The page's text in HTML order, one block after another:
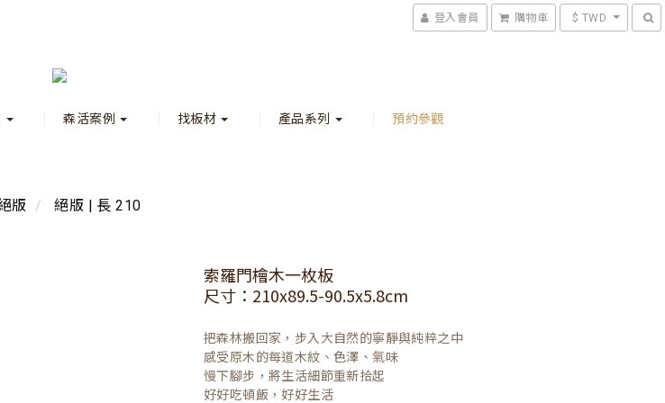
登入會員 購物車 $ TWD
森活案例 找板材 產品系列 預約參觀
版 絕版 | 長 210
索羅門檜木一枚板
尺寸：210x89.5-90.5x5.8cm
把森林搬回家，步入大自然的寧靜與純粹之中
感受原木的每道木紋、色澤、氣味
慢下腳步，將生活細節重新拾起
好好吃頓飯，好好生活